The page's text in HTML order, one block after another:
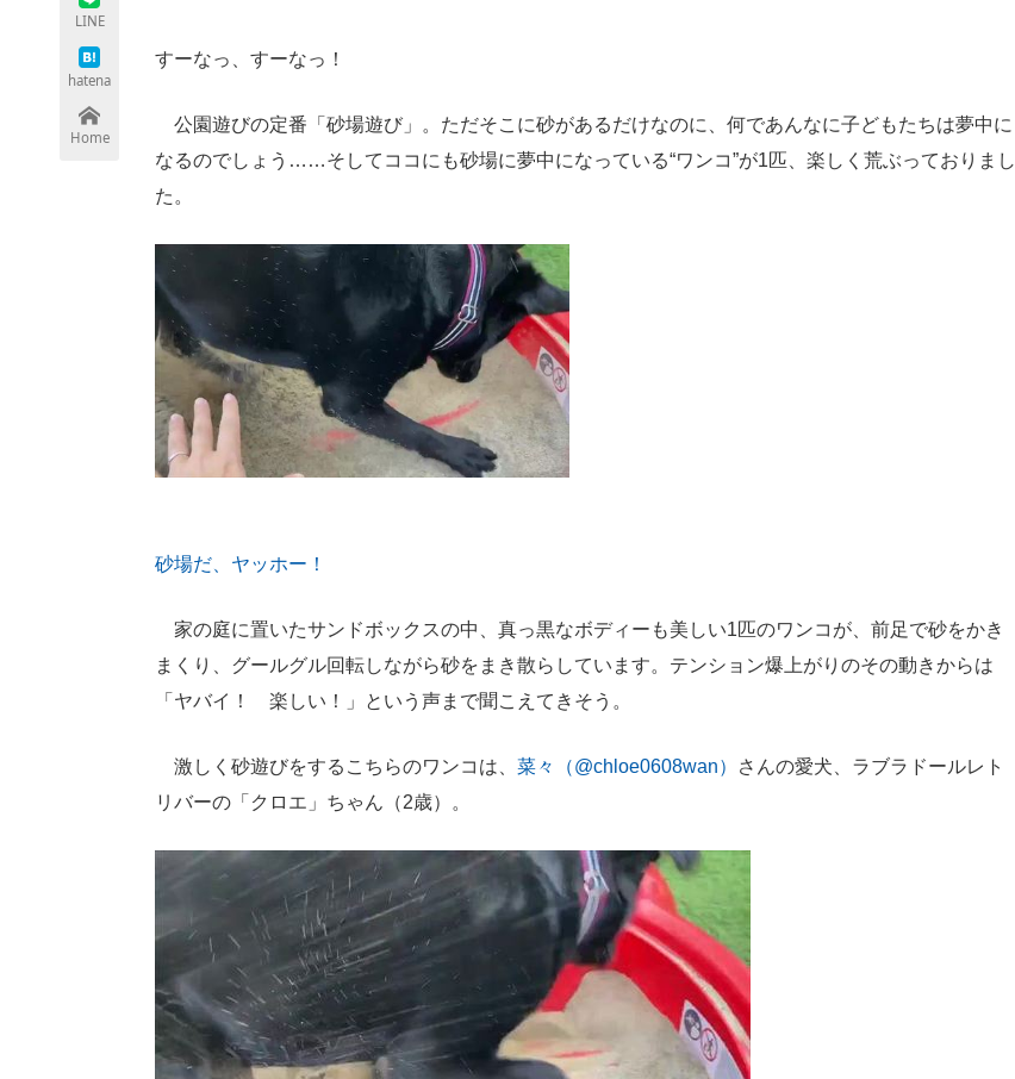
LINE
hatena
Home
すーなっ、すーなっ！
公園遊びの定番「砂場遊び」。ただそこに砂があるだけなのに、何であんなに子どもたちは夢中に
なるのでしょう……そしてココにも砂場に夢中になっている“ワンコ”が1匹、楽しく荒ぶっておりまし
た。
砂場だ、ヤッホー！
家の庭に置いたサンドボックスの中、真っ黒なボディーも美しい1匹のワンコが、前足で砂をかき
まくり、グールグル回転しながら砂をまき散らしています。テンション爆上がりのその動きからは
「ヤバイ！ 楽しい！」という声まで聞こえてきそう。
激しく砂遊びをするこちらのワンコは、 菜々（@chloe0608wan）
さんの愛犬、ラブラドールレト
リバーの「クロエ」ちゃん（2歳）。